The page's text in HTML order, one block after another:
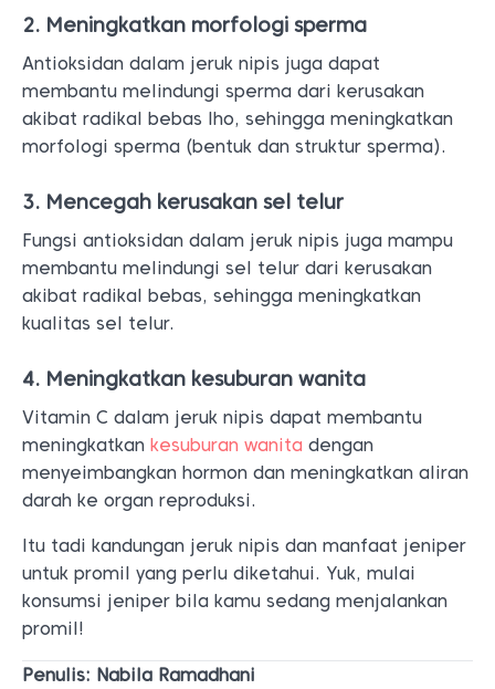
2. Meningkatkan morfologi sperma
Antioksidan dalam jeruk nipis juga dapat
membantu melindungi sperma dari kerusakan
akibat radikal bebas lho, sehingga meningkatkan
morfologi sperma (bentuk dan struktur sperma).
3. Mencegah kerusakan sel telur
Fungsi antioksidan dalam jeruk nipis juga mampu
membantu melindungi sel telur dari kerusakan
akibat radikal bebas, sehingga meningkatkan
kualitas sel telur.
4. Meningkatkan kesuburan wanita
Vitamin C dalam jeruk nipis dapat membantu
meningkatkan kesuburan wanita dengan
menyeimbangkan hormon dan meningkatkan aliran
darah ke organ reproduksi.
Itu tadi kandungan jeruk nipis dan manfaat jeniper
untuk promil yang perlu diketahui. Yuk, mulai
konsumsi jeniper bila kamu sedang menjalankan
promil!
Penulis: Nabila Ramadhani